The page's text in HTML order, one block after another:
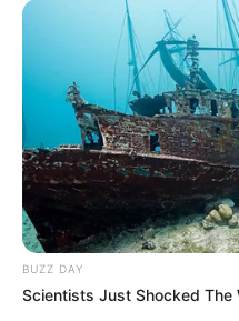
BUZZ DAY
Scientists Just Shocked The